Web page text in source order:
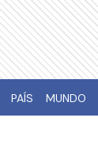
PAÍS MUNDO